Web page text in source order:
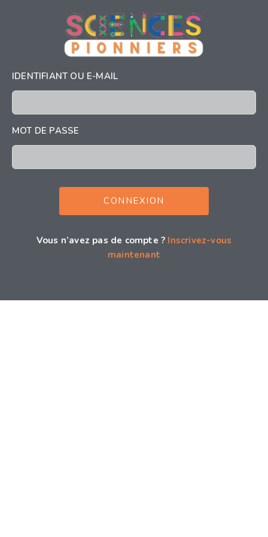
IDENTIFIANT OU E-MAIL
MOT DE PASSE
Vous n’avez pas de compte ? Inscrivez-vous
maintenant